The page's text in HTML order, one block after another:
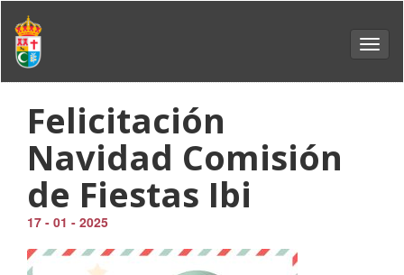
Felicitación
Navidad Comisión
de Fiestas Ibi
17 - 01 - 2025